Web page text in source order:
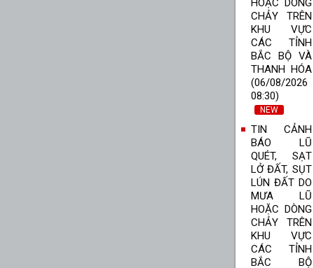
HOẶC DÒNG
CHẢY TRÊN
KHU VỰC
CÁC TỈNH
BẮC BỘ VÀ
THANH HÓA
(06/08/2026
08:30)
NEW
TIN CẢNH
BÁO LŨ
QUÉT, SẠT
LỞ ĐẤT, SỤT
LÚN ĐẤT DO
MƯA LŨ
HOẶC DÒNG
CHẢY TRÊN
KHU VỰC
CÁC TỈNH
BẮC BỘ